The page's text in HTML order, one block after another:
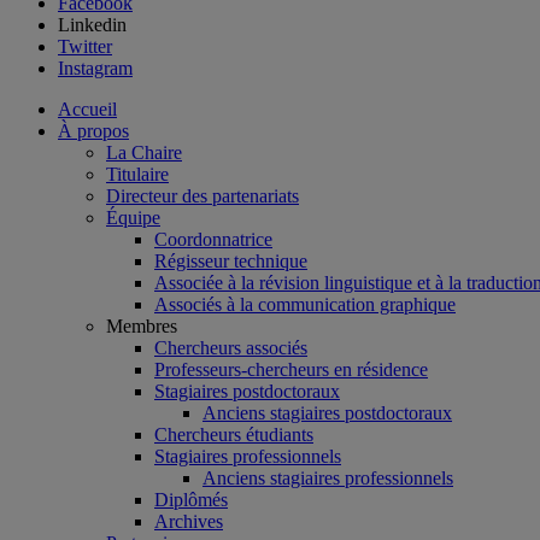
Linkedin
Twitter
Instagram
Accueil
À propos
La Chaire
Titulaire
Directeur des partenariats
Équipe
Coordonnatrice
Régisseur technique
Associée à la révision linguistique et à la
Associés à la communication graphique
Membres
Chercheurs associés
Professeurs-chercheurs en résidence
Stagiaires postdoctoraux
Anciens stagiaires postdoctoraux
Chercheurs étudiants
Stagiaires professionnels
Anciens stagiaires professionnels
Diplômés
Archives